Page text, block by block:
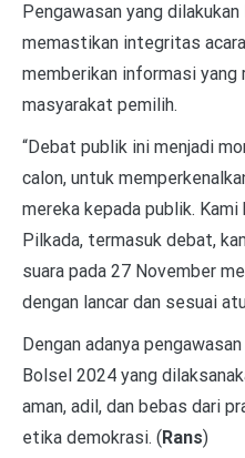
Pengawasan yang
memastikan integritas
memberikan informasi
masyarakat pemilih.
“Debat publik ini menjadi
calon, untuk
mereka kepada publik.
Pilkada, termasuk debat,
suara pada 27 November
dengan lancar dan sesuai
Dengan adanya
Bolsel 2024 yang
aman, adil, dan bebas dari
etika demokrasi. ( Rans)